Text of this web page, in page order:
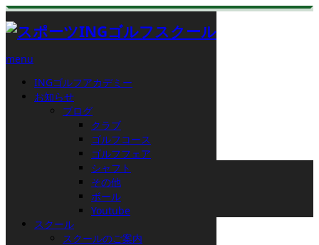
menu
INGゴルフアカデミー
お知らせ
ブログ
クラブ
ゴルフコース
ゴルフフェア
シャフト
その他
ボール
Youtube
スクール
スクールのご案内
スタッフブログ
ご無沙汰しております
2022.04.26